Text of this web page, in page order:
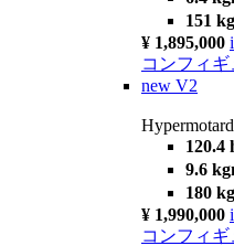
151 kg
¥ 1,895,000 i
コンフィ
new V2
120.4
9.6
180 kg
¥ 1,990,000 i
コンフィ